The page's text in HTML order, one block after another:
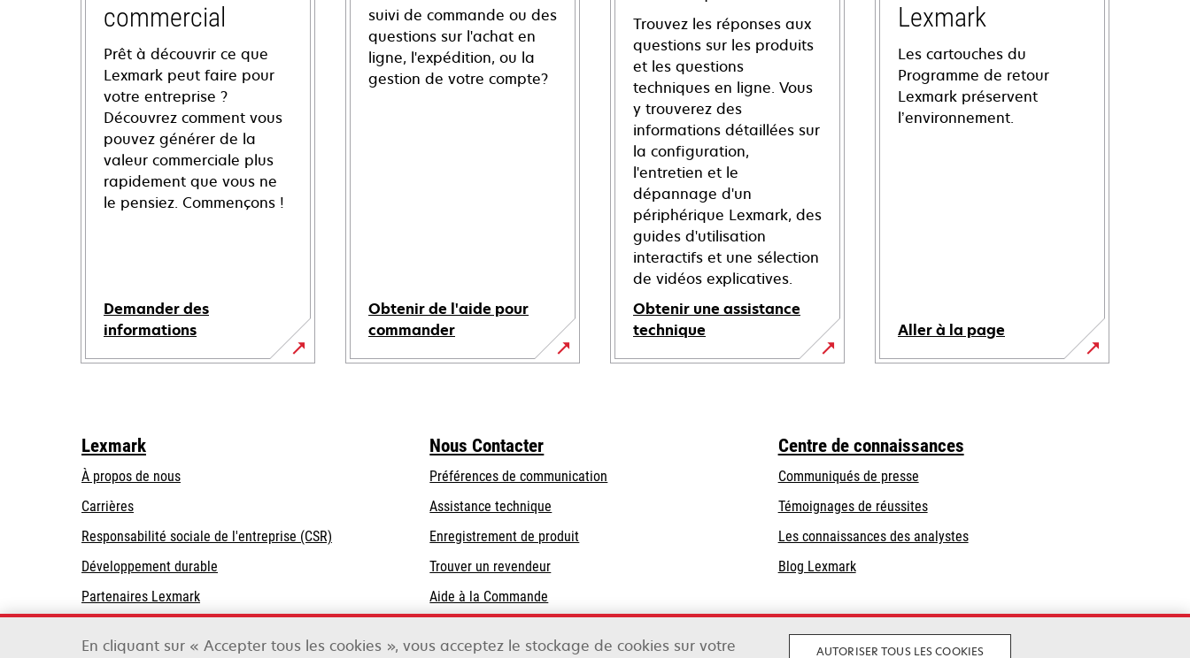
commercial
Prêt à découvrir ce que
Lexmark peut faire pour
votre entreprise ?
Découvrez comment vous
pouvez générer de la
valeur commerciale plus
rapidement que vous ne
le pensiez. Commençons !
Demander des
informations
suivi de commande ou des
questions sur l'achat en
ligne, l'expédition, ou la
gestion de votre compte?
Obtenir de l'aide pour
commander
Trouvez les réponses aux
questions sur les produits
et les questions
techniques en ligne. Vous
y trouverez des
informations détaillées sur
la configuration,
l'entretien et le
dépannage d'un
périphérique Lexmark, des
guides d'utilisation
interactifs et une sélection
de vidéos explicatives.
Obtenir une assistance
technique
s’ouvre
Lexmark
Les cartouches du
Programme de retour
Lexmark préservent
l’environnement.
Aller à la page
Lexmark
À propos de nous
Carrières
s’ouvre
dans
un
nouvel
onglet
Responsabilité sociale de l'entreprise (CSR)
onglet
Développement durable
Partenaires Lexmark
Nous Contacter
Préférences de communication
s’ouvre
dans
un
nouvel
onglet
Assistance technique
dans
un
nouvel
Enregistrement de produit
Trouver un revendeur
Aide à la Commande
Centre de connaissances
Communiqués de presse
Témoignages de réussites
Les connaissances des analystes
Blog Lexmark
En cliquant sur « Accepter tous les cookies », vous acceptez le stockage de cookies sur votre
AUTORISER TOUS LES COOKIES